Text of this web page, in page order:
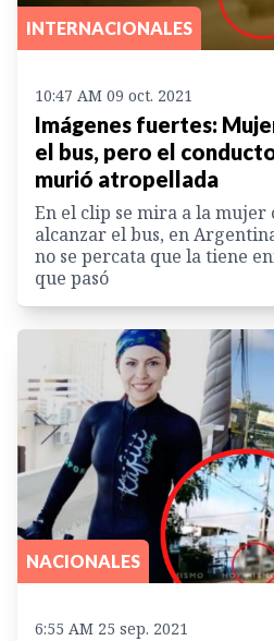
INTERNACIONALES
10:47 AM 09 oct. 2021
Imágenes fuertes:
el bus, pero el
murió atropellada
En el clip se mira a la
alcanzar el bus, en
no se percata que la tiene
que pasó
NACIONALES
6:55 AM 25 sep. 2021